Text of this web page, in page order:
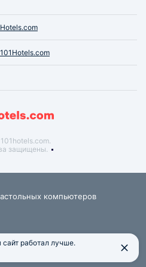
защищены.
компьютеров
данных
работал лучше.